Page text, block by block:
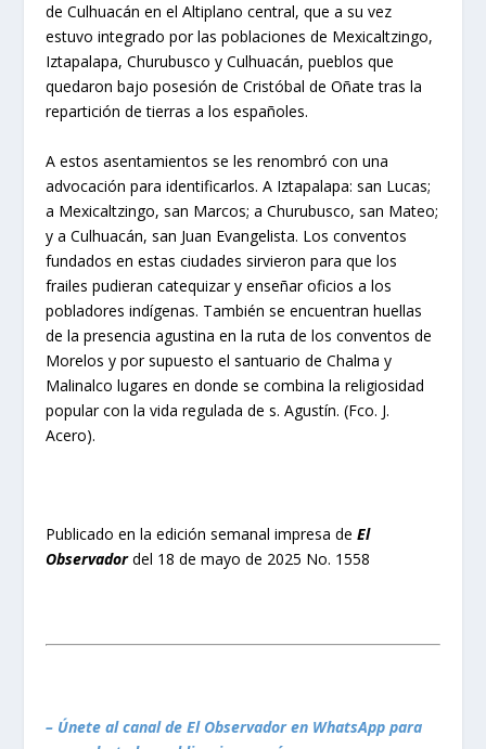
de Culhuacán en el Altiplano central, que a su vez
estuvo integrado por las poblaciones de Mexicaltzingo,
Iztapalapa, Churubusco y Culhuacán, pueblos que
quedaron bajo posesión de Cristóbal de Oñate tras la
repartición de tierras a los españoles.
A estos asentamientos se les renombró con una
advocación para identificarlos. A Iztapalapa: san Lucas;
a Mexicaltzingo, san Marcos; a Churubusco, san Mateo;
y a Culhuacán, san Juan Evangelista. Los conventos
fundados en estas ciudades sirvieron para que los
frailes pudieran catequizar y enseñar oficios a los
pobladores indígenas. También se encuentran huellas
de la presencia agustina en la ruta de los conventos de
Morelos y por supuesto el santuario de Chalma y
Malinalco lugares en donde se combina la religiosidad
popular con la vida regulada de s. Agustín. (Fco. J.
Acero).
Publicado en la edición semanal impresa deEl
Observadordel 18 de mayo de 2025 No. 1558
– Únete al canal de El Observador en WhatsApp para